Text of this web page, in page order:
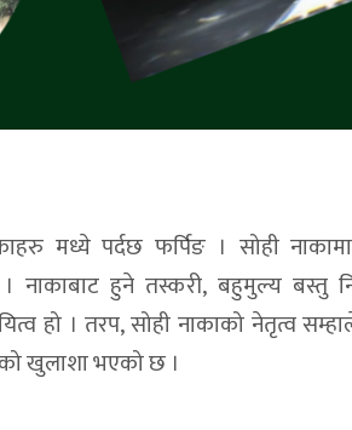
मध्ये पर्दछ फर्पिङ । सोही
नाकाबाट हुने तस्करी, बहुमुल्य बस्तु
हो । तरप, सोही नाकाको नेतृत्व
खुलाशा भएको छ ।